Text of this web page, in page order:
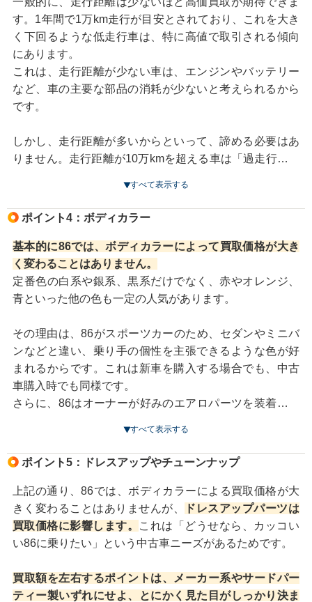
場合もありますから焦ることはありません。まずは複数
の買取業者から査定してもらうようにしましょう。
す。1年間で1万km走行が目安とされており、これを大き
く下回るような低走行車は、特に高値で取引される傾向
にあります。
これは、走行距離が少ない車は、エンジンやバッテリー
など、車の主要な部品の消耗が少ないと考えられるから
です。
しかし、走行距離が多いからといって、諦める必要はあ
りません。走行距離が10万kmを超える車は「過走行車」
いれば、まだまだ現役で活躍できます。
加えて、定期的にメンテナンスを受けていれば、走行距
離が多くても、メンテナンスを受けていない車と比べて
機関系の状態が良いと推測できるため、高値で売れる可
能性があります。
きちんと残っていれば、走行距離による減額を最小限に
抑えられる場合があります。
86を売却する際は、走行距離だけでなく、車の状態全体
をアピールすることも大切です。
ンジンオイルやタイヤなどを適切に交換したら、領収書
でもいいのでその履歴を残しておくことをおすすめしま
すべて表示する
ポイント4：ボディカラー
基本的に86では、ボディカラーによって買取価格が大き
く変わることはありません。
定番色の白系や銀系、黒系だけでなく、赤やオレンジ、
青といった他の色も一定の人気があります。
その理由は、86がスポーツカーのため、セダンやミニバ
ンなどと違い、乗り手の個性を主張できるような色が好
まれるからです。これは新車を購入する場合でも、中古
車購入時でも同様です。
さらに、86はオーナーが好みのエアロパーツを装着する
すべて表示する
ポイント5：ドレスアップやチューンナップ
上記の通り、86では、ボディカラーによる買取価格が大
きく変わることはありませんが、
ドレスアップパーツは
買取価格に影響します。
これは「どうせなら、カッコい
い86に乗りたい」という中古車ニーズがあるためです。
買取額を左右するポイントは、メーカー系やサードパー
ティー製いずれにせよ、とにかく見た目がしっかり決ま